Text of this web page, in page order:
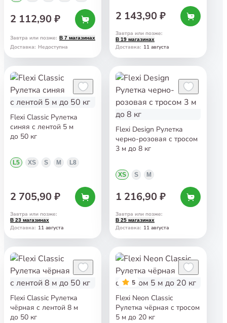
2 112,90 ₽
Завтра или позже: В 7 магазинах
Доставка: Недоступна
2 143,90 ₽
Завтра или позже:
В 19 магазинах
Доставка: 11 августа
Flexi Classic Рулетка
синяя с лентой 5 м
до 50 кг
L5 XS S M L8
2 705,90 ₽
Завтра или позже:
В 23 магазинах
Доставка: 11 августа
Flexi Design Рулетка
черно-розовая с тросом
3 м до 8 кг
XS S M
1 216,90 ₽
Завтра или позже:
В 25 магазинах
Доставка: 11 августа
Flexi Classic Рулетка
чёрная с лентой 8 м
до 50 кг
5
Flexi Neon Classic
Рулетка чёрная с тросом
5 м до 20 кг